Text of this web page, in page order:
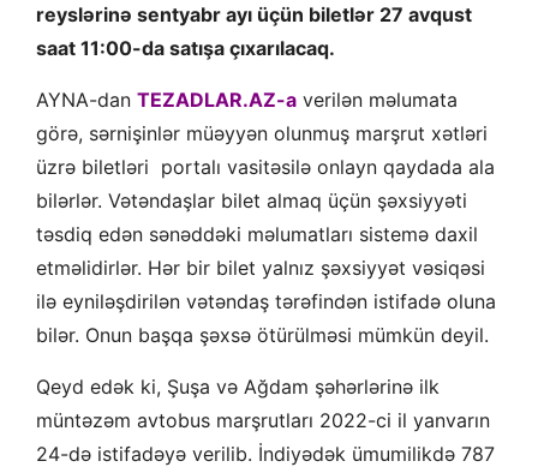
reyslərinə sentyabr ayı üçün biletlər 27 avqust
saat 11:00-da satışa çıxarılacaq.
AYNA-dan TEZADLAR.AZ-a verilən məlumata
görə, sərnişinlər müəyyən olunmuş marşrut xətləri
üzrə biletləri portalı vasitəsilə onlayn qaydada ala
bilərlər. Vətəndaşlar bilet almaq üçün şəxsiyyəti
təsdiq edən sənəddəki məlumatları sistemə daxil
etməlidirlər. Hər bir bilet yalnız şəxsiyyət vəsiqəsi
ilə eyniləşdirilən vətəndaş tərəfindən istifadə oluna
bilər. Onun başqa şəxsə ötürülməsi mümkün deyil.
Qeyd edək ki, Şuşa və Ağdam şəhərlərinə ilk
müntəzəm avtobus marşrutları 2022-ci il yanvarın
24-də istifadəyə verilib. İndiyədək ümumilikdə 787